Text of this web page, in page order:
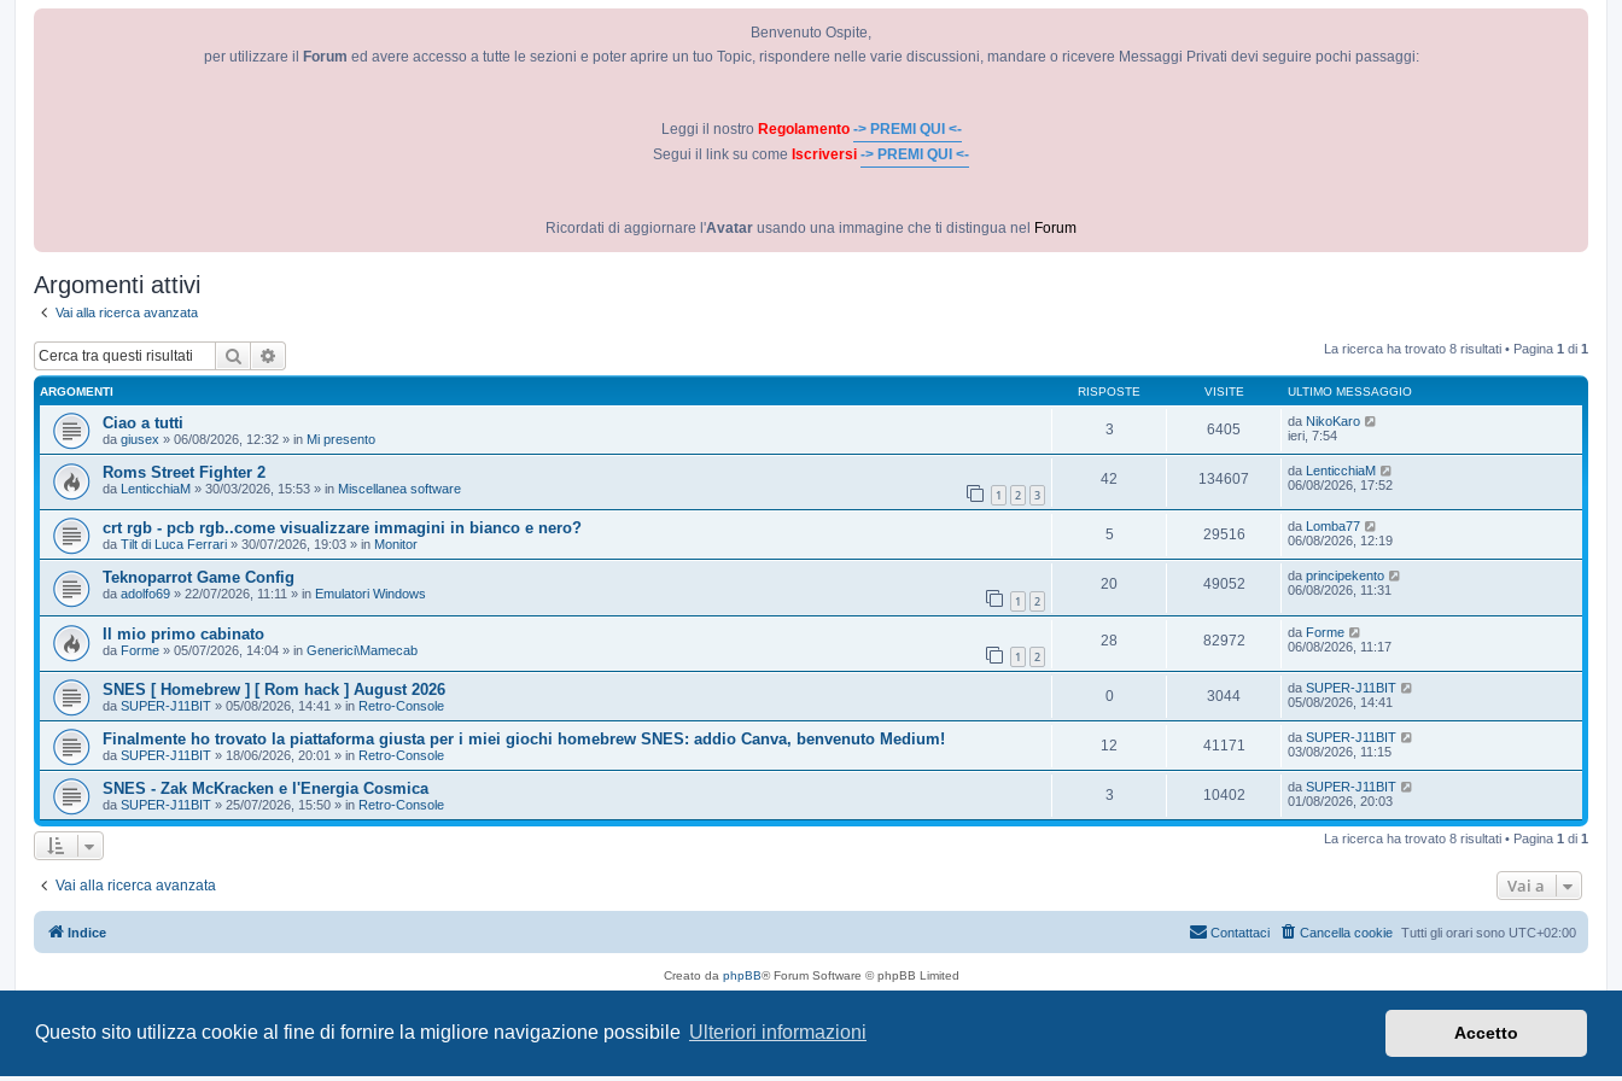
Questo sito utilizza cookie al fine di fornire la migliore navigazione possibile Ulteriori informazioni Accetto
Benvenuto Ospite,
per utilizzare il
Forum ed avere accesso a tutte le sezioni e poter aprire un tuo Topic, rispondere nelle varie discussioni, mandare o ricevere Messaggi Privati devi seguire pochi passaggi:
Leggi il nostro Regolamento -> PREMI QUI <-
Segui il link su come Iscriversi -> PREMI QUI <-
Ricordati di aggiornare l'Avatar usando una immagine che ti distingua nel Forum
Argomenti attivi
Vai alla ricerca avanzata
Cerca La ricerca ha trovato 8 risultati • Pagina 1 di 1
ARGOMENTI RISPOSTE VISITE ULTIMO MESSAGGIO
Ciao a tutti
da giusex » 06/08/2026, 12:32 » in Mi presento
3 6405 da NikoKaro
ieri, 7:54
Roms Street Fighter 2
da LenticchiaM » 30/03/2026, 15:53 » in Miscellanea software 1 2 3
42 134607 da LenticchiaM
06/08/2026, 17:52
crt rgb - pcb rgb..come visualizzare immagini in bianco e nero?
da Tilt di Luca Ferrari » 30/07/2026, 19:03 » in Monitor
5 29516 da Lomba77
06/08/2026, 12:19
Teknoparrot Game Config
da adolfo69 » 22/07/2026, 11:11 » in Emulatori Windows 1 2
20 49052 da principekento
06/08/2026, 11:31
Il mio primo cabinato
da Forme » 05/07/2026, 14:04 » in Generici\Mamecab 1 2
28 82972 da Forme
06/08/2026, 11:17
SNES [ Homebrew ] [ Rom hack ] August 2026
da SUPER-J11BIT » 05/08/2026, 14:41 » in Retro-Console
0 3044 da SUPER-J11BIT
05/08/2026, 14:41
Finalmente ho trovato la piattaforma giusta per i miei giochi homebrew SNES: addio Canva, benvenuto Medium!
da SUPER-J11BIT » 18/06/2026, 20:01 » in Retro-Console
12 41171 da SUPER-J11BIT
03/08/2026, 11:15
SNES - Zak McKracken e l'Energia Cosmica
da SUPER-J11BIT » 25/07/2026, 15:50 » in Retro-Console
3 10402 da SUPER-J11BIT
01/08/2026, 20:03
La ricerca ha trovato 8 risultati • Pagina 1 di 1
Vai alla ricerca avanzata Vai a
Indice Tutti gli orari sono UTC+02:00
Cancella cookie
Contattaci
Creato da phpBB® Forum Software © phpBB Limited